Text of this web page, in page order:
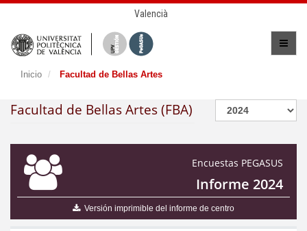
Valencià
Inicio Facultad de Bellas Artes
Facultad de Bellas Artes (FBA)
Encuestas PEGASUS
Informe 2024
Versión imprimible del informe de centro